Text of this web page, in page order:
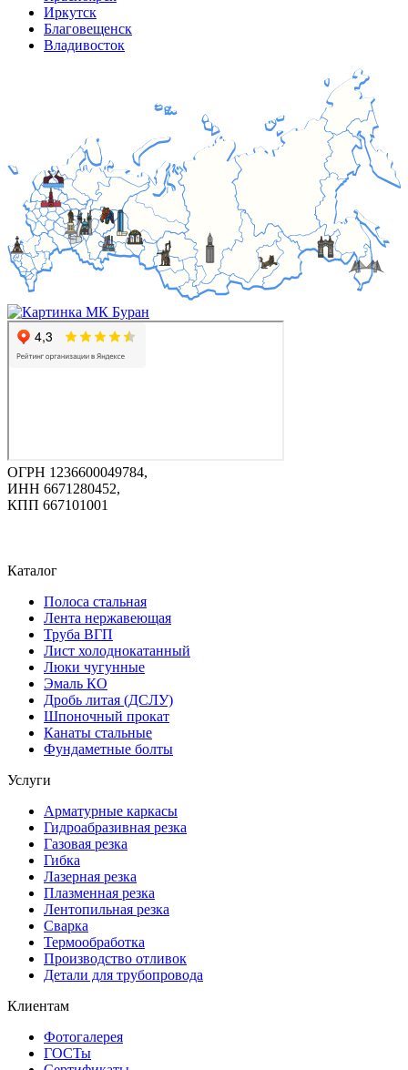
Иркутск
Благовещенск
Владивосток
ОГРН 1236600049784,
ИНН 6671280452,
КПП 667101001
Каталог
Полоса стальная
Лента нержавеющая
Труба ВГП
Лист холоднокатанный
Люки чугунные
Эмаль КО
Дробь литая (ДСЛУ)
Шпоночный прокат
Канаты стальные
Фундаметные болты
Услуги
Арматурные каркасы
Гидроабразивная резка
Газовая резка
Гибка
Лазерная резка
Плазменная резка
Лентопильная резка
Сварка
Термообработка
Производство отливок
Детали для трубопровода
Клиентам
Фотогалерея
ГОСТы